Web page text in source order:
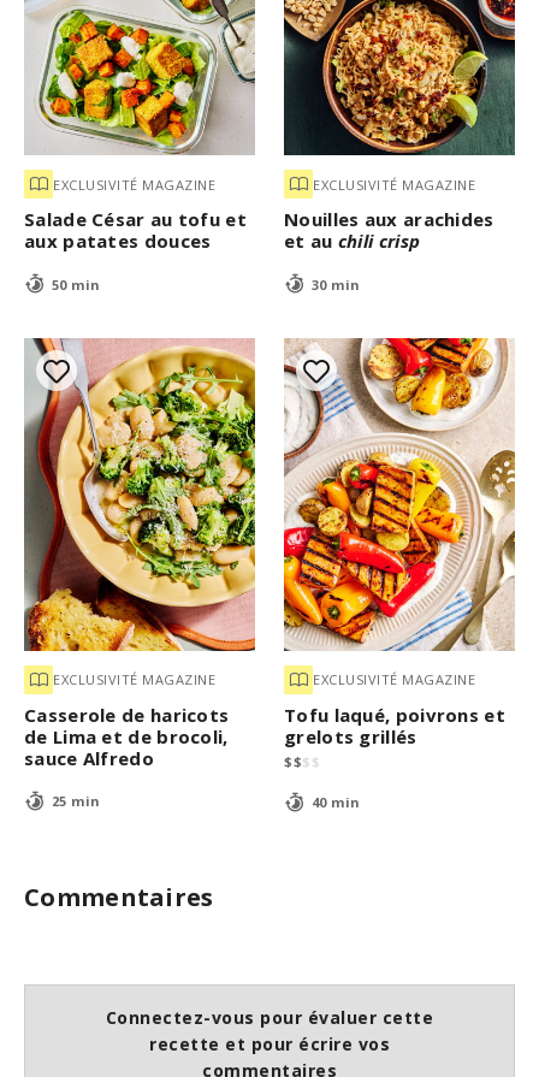
EXCLUSIVITÉ MAGAZINE
Salade César au tofu et
aux patates douces
50 min
EXCLUSIVITÉ MAGAZINE
Nouilles aux arachides
et au chili crisp
30 min
EXCLUSIVITÉ MAGAZINE
Casserole de haricots
de Lima et de brocoli,
sauce Alfredo
25 min
EXCLUSIVITÉ MAGAZINE
Tofu laqué, poivrons et
grelots grillés
$$$ $
40 min
Commentaires
Connectez-vous pour évaluer cette
recette et pour écrire vos
commentaires